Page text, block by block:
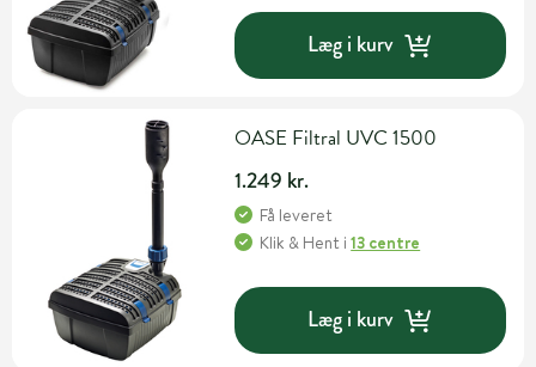
Læg i kurv
OASE Filtral UVC 1500
1.249 kr.
Få leveret
Klik & Hent i13 centre
Læg i kurv